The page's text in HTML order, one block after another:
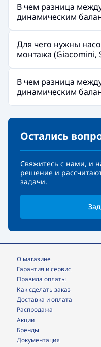
В чем разница
динамическим
Для чего нужны
монтажа (Giacomini,
В чем разница
динамическим
Остались
Свяжитесь с нами, и
решение и
задачи.
О магазине
Гарантия и сервис
Правила оплаты
Как сделать заказ
Доставка и оплата
Распродажа
Акции
Бренды
Документация